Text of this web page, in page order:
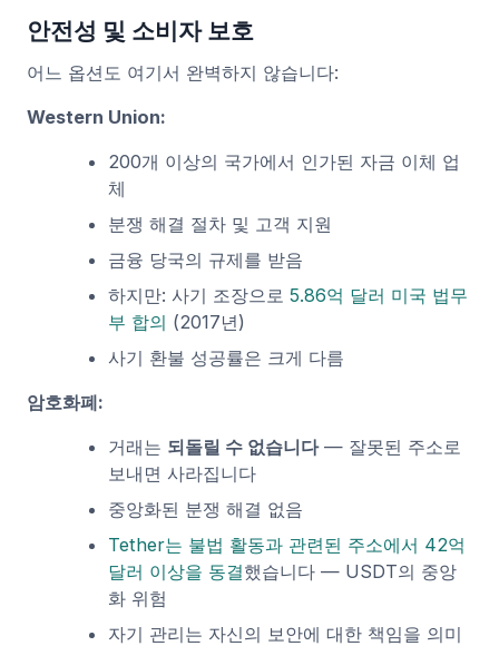
안전성 및 소비자 보호
어느 옵션도 여기서 완벽하지 않습니다:
Western Union:
200개 이상의 국가에서 인가된 자금 이체 업
체
분쟁 해결 절차 및 고객 지원
금융 당국의 규제를 받음
하지만: 사기 조장으로 5.86억 달러 미국 법무
부 합의 (2017년)
사기 환불 성공률은 크게 다름
암호화폐:
거래는 되돌릴 수 없습니다— 잘못된 주소로
보내면 사라집니다
중앙화된 분쟁 해결 없음
Tether는 불법 활동과 관련된 주소에서 42억
달러 이상을 동결했습니다 — USDT의 중앙
화 위험
자기 관리는 자신의 보안에 대한 책임을 의미